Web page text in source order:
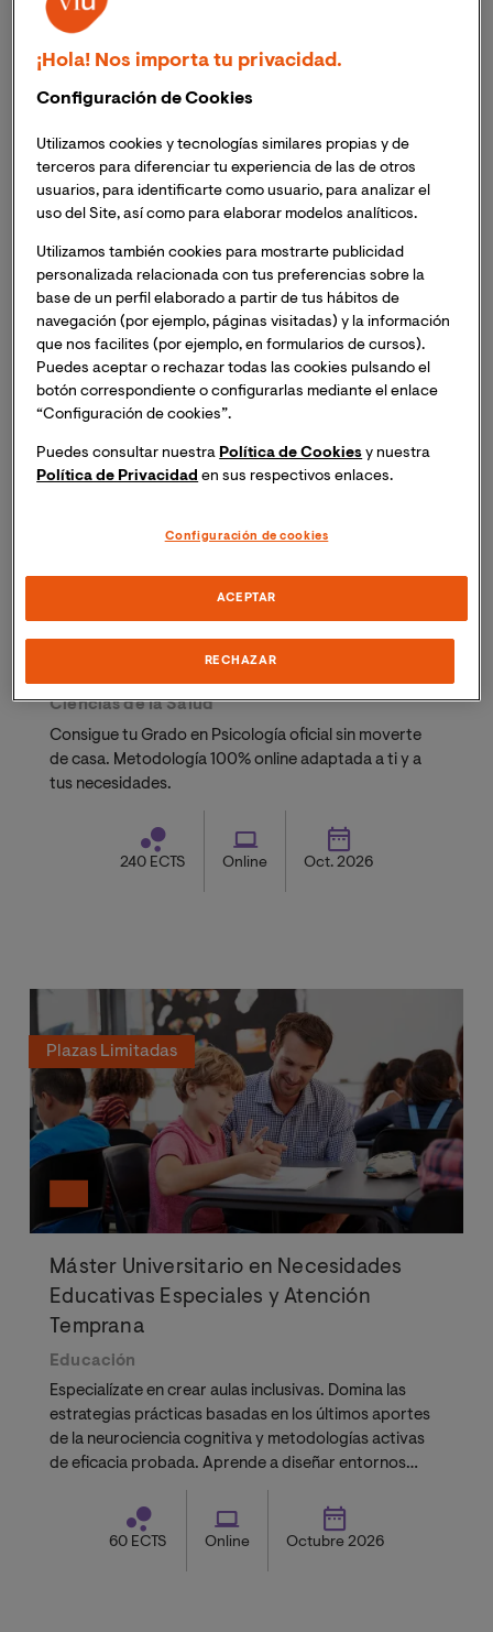
General Sanitaria
Ciencias de la Salud
El único máster que te especializa en las áreas más
demandadas: infanto-juvenil, demencias y
envejecimiento.
90 ECTS Online Oct. 2026
Plazas limitadas
Ciencias de la Salud
Consigue tu Grado en Psicología oficial sin moverte
de casa. Metodología 100% online adaptada a ti y a
tus necesidades.
240 ECTS Online Oct. 2026
Plazas Limitadas
Máster Universitario en Necesidades
Educativas Especiales y Atención
Temprana
Educación
Especialízate en crear aulas inclusivas. Domina las
estrategias prácticas basadas en los últimos aportes
de la neurociencia cognitiva y metodologías activas
de eficacia probada. Aprende a diseñar entornos
neuroeducativos que responden a la diversidad y
potencian el desarrollo de cada estudiante.
60 ECTS Online Octubre 2026
¡Hola! Nos importa tu privacidad.
Configuración de Cookies
Utilizamos cookies y tecnologías similares propias y de
terceros para diferenciar tu experiencia de las de otros
usuarios, para identificarte como usuario, para analizar el
uso del Site, así como para elaborar modelos analíticos.
Utilizamos también cookies para mostrarte publicidad
personalizada relacionada con tus preferencias sobre la
base de un perfil elaborado a partir de tus hábitos de
navegación (por ejemplo, páginas visitadas) y la información
que nos facilites (por ejemplo, en formularios de cursos).
Puedes aceptar o rechazar todas las cookies pulsando el
botón correspondiente o configurarlas mediante el enlace
“Configuración de cookies”.
Puedes consultar nuestra Política de Cookies y nuestra
Política de Privacidad en sus respectivos enlaces.
Configuración de cookies
RECHAZAR
ACEPTAR